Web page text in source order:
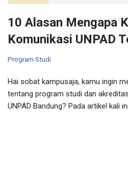
10 Alasan Mengapa
Komunikasi UNPAD
Program Studi
Hai sobat kampusaja, kamu ingin
tentang program studi dan
UNPAD Bandung? Pada artikel kali